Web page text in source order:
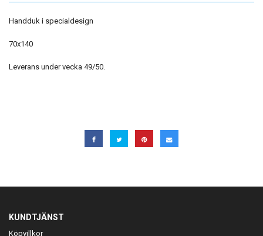
Handduk i specialdesign
70x140
Leverans under vecka 49/50.
KUNDTJÄNST
Köpvillkor